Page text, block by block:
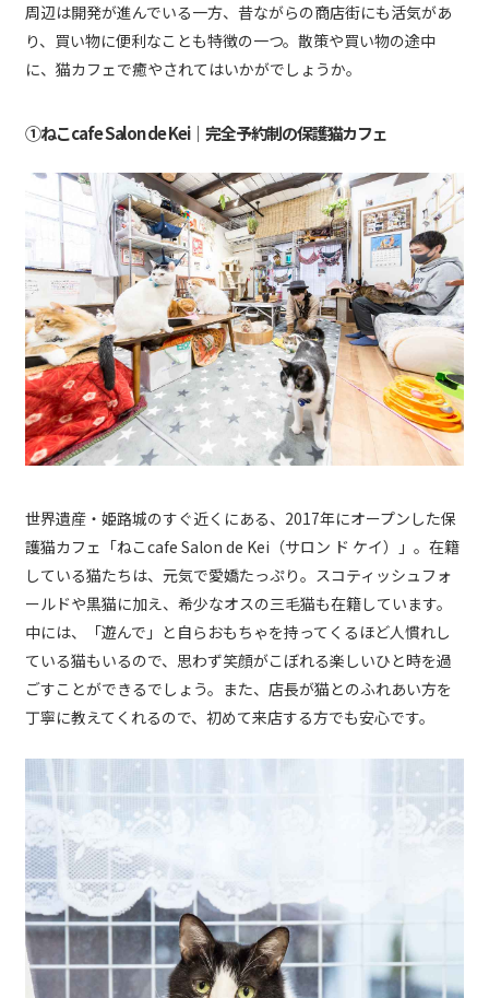
周辺は開発が進んでいる一方、昔ながらの商店街にも活気があ
り、買い物に便利なことも特徴の一つ。散策や買い物の途中
に、猫カフェで癒やされてはいかがでしょうか。
①ねこcafe Salon de Kei｜完全予約制の保護猫カフェ
世界遺産・姫路城のすぐ近くにある、2017年にオープンした保
護猫カフェ「ねこcafe Salon de Kei（サロン ド ケイ）」。在籍
している猫たちは、元気で愛嬌たっぷり。スコティッシュフォ
ールドや黒猫に加え、希少なオスの三毛猫も在籍しています。
中には、「遊んで」と自らおもちゃを持ってくるほど人慣れし
ている猫もいるので、思わず笑顔がこぼれる楽しいひと時を過
ごすことができるでしょう。また、店長が猫とのふれあい方を
丁寧に教えてくれるので、初めて来店する方でも安心です。